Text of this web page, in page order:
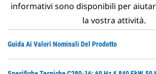
informativi sono disponibili per
la vostra attività.
Guida Ai Valori Nominali Del Prodotto